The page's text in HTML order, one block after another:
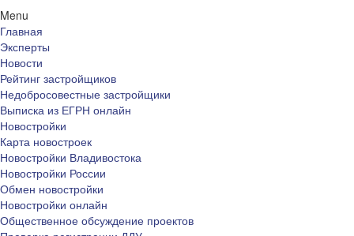
Menu
Главная
Эксперты
Новости
Рейтинг застройщиков
Недобросовестные застройщики
Выписка из ЕГРН онлайн
Новостройки
Карта новостроек
Новостройки Владивостока
Новостройки России
Обмен новостройки
Новостройки онлайн
Общественное обсуждение проектов